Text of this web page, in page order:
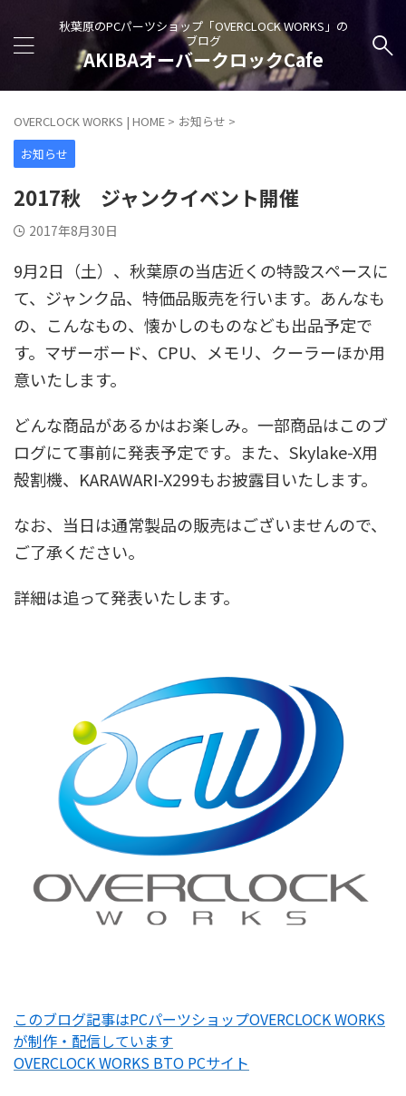
秋葉原のPCパーツショップ「OVERCLOCK WORKS」の
ブログ
AKIBAオーバークロックCafe
OVERCLOCK WORKS | HOME > お知らせ >
お知らせ
2017秋 ジャンクイベント開催
2017年8月30日
9月2日（土）、秋葉原の当店近くの特設スペースに
て、ジャンク品、特価品販売を行います。あんなも
の、こんなもの、懐かしのものなども出品予定で
す。マザーボード、CPU、メモリ、クーラーほか用
意いたします。
どんな商品があるかはお楽しみ。一部商品はこのブ
ログにて事前に発表予定です。また、Skylake-X用
殻割機、KARAWARI-X299もお披露目いたします。
なお、当日は通常製品の販売はございませんので、
ご了承ください。
詳細は追って発表いたします。
このブログ記事はPCパーツショップOVERCLOCK WORKS
が制作・配信しています
OVERCLOCK WORKS BTO PCサイト